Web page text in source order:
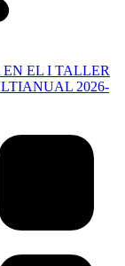
EL I TALLER
2026-